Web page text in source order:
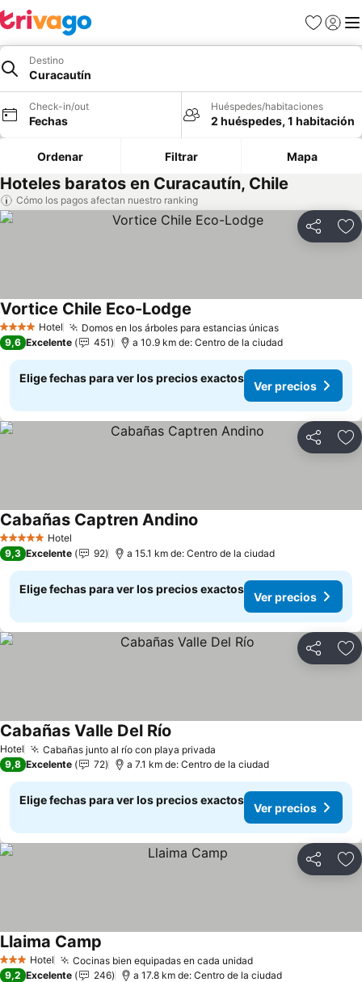
Favoritos
Iniciar
Destino
Curacautín
Check-in/out
Fechas
Huéspedes/habitaciones
2 huéspedes, 1 habitación
Ordenar Filtrar Mapa
Hoteles baratos en Curacautín, Chile
Cómo los pagos afectan nuestro ranking
Compartir
4 EstrellasHotel Domos en los árboles para estancias únicasVer precios
Vortice Chile Eco-Lodge
9,6 Excelente 451 a 10.9 km de: Centro de la ciudad
Elige fechas para ver los precios exactos
Ver precios
Compartir
5 Estrellas Hotel
Cabañas Captren Andino
9,3 Excelente 92 a 15.1 km de: Centro de la ciudad
Elige fechas para ver los precios exactos
Ver precios
Compartir
Hotel Cabañas junto al río con playa privada
Cabañas Valle Del Río
9,8 Excelente 72 a 7.1 km de: Centro de la ciudad
Elige fechas para ver los precios exactos
Ver precios
Compartir
3 Estrellas
Hotel Cocinas bien equipadas en cada unidadVer precios
Llaima Camp
9,2 Excelente 246 a 17.8 km de: Centro de la ciudad